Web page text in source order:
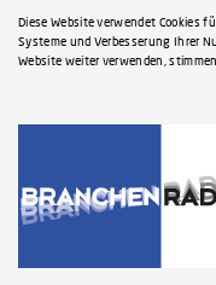
Diese Website verwendet Cookies
Systeme und Verbesserung Ihrer
Website weiter verwenden,